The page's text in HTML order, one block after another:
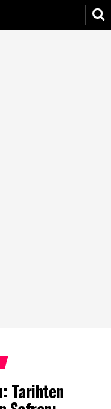
Tarihten